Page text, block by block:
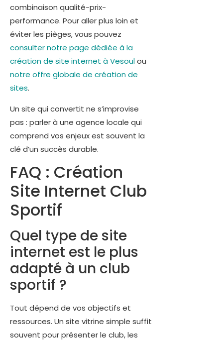
combinaison qualité-prix-
performance. Pour aller plus loin et
éviter les pièges, vous pouvez
consulter notre page dédiée à la
création de site internet à Vesoulou
notre offre globale de création de
sites.
Un site qui convertit ne s’improvise
pas : parler à une agence locale qui
comprend vos enjeux est souvent la
clé d’un succès durable.
FAQ : Création
Site Internet Club
Sportif
Quel type de site
internet est le plus
adapté à un club
sportif ?
Tout dépend de vos objectifs et
ressources. Un site vitrine simple suffit
souvent pour présenter le club, les